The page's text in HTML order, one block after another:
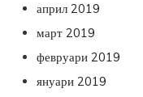
април 2019
март 2019
февруари 2019
януари 2019